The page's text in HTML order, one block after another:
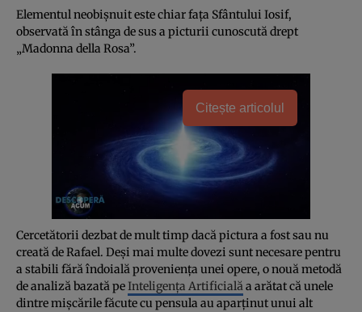
Elementul neobișnuit este chiar fața Sfântului Iosif,
observată în stânga de sus a picturii cunoscută drept
„Madonna della Rosa”.
Citește articolul
Cercetătorii dezbat de mult timp dacă pictura a fost sau nu
creată de Rafael. Deși mai multe dovezi sunt necesare pentru
a stabili fără îndoială proveniența unei opere, o nouă metodă
de analiză bazată peInteligența Artificialăa arătat că unele
dintre mișcările făcute cu pensula au aparținut unui alt